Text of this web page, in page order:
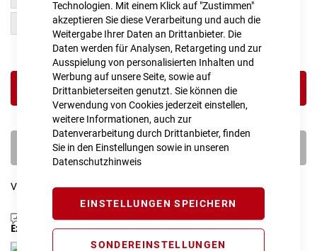
Technologien. Mit einem Klick auf "Zustimmen"
akzeptieren Sie diese Verarbeitung und auch die
Weitergabe Ihrer Daten an Drittanbieter. Die
Daten werden für Analysen, Retargeting und zur
Ausspielung von personalisierten Inhalten und
Werbung auf unsere Seite, sowie auf
Drittanbieterseiten genutzt. Sie können die
Verwendung von Cookies jederzeit einstellen,
weitere Informationen, auch zur
Datenverarbeitung durch Drittanbieter, finden
Sie in den Einstellungen sowie in unseren
Datenschutzhinweis
EINSTELLUNGEN SPEICHERN
SONDEREINSTELLUNGEN
Easy Entry 42 cm
IN DEN WARENKORB
PROBEFAHRT VEREINBAREN
Vergleichsliste: hinzufügen |ansehen
Produktanfrage stellen
Extra Schutz? Jetzt Tarife entdecken!